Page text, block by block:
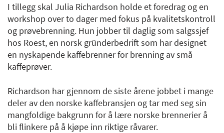
I tillegg skal Julia Richardson holde et foredrag og en
workshop over to dager med fokus på kvalitetskontroll
og prøvebrenning. Hun jobber til daglig som salgssjef
hos Roest, en norsk gründerbedrift som har designet
en nyskapende kaffebrenner for brenning av små
kaffeprøver.
Richardson har gjennom de siste årene jobbet i mange
deler av den norske kaffebransjen og tar med seg sin
mangfoldige bakgrunn for å lære norske brennerier å
bli flinkere på å kjøpe inn riktige råvarer.